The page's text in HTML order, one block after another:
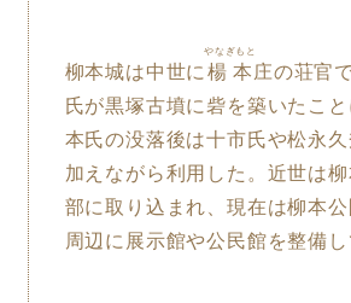
柳本城は中世に楊本
やなぎもと
庄の荘官
氏が黒塚古墳に砦を築いたこ
本氏の没落後は十市氏や松永
加えながら利用した。近世は
部に取り込まれ、現在は柳本
周辺に展示館や公民館を整備し